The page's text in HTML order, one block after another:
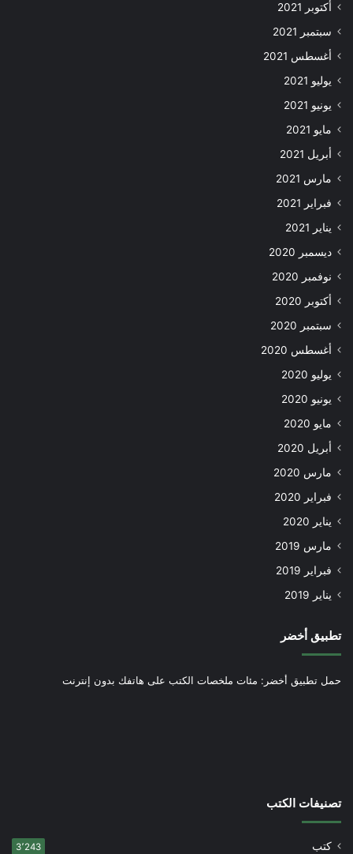
أكتوبر 2021
سبتمبر 2021
أغسطس 2021
يوليو 2021
يونيو 2021
مايو 2021
أبريل 2021
مارس 2021
فبراير 2021
يناير 2021
ديسمبر 2020
نوفمبر 2020
أكتوبر 2020
سبتمبر 2020
أغسطس 2020
يوليو 2020
يونيو 2020
مايو 2020
أبريل 2020
مارس 2020
فبراير 2020
يناير 2020
مارس 2019
فبراير 2019
يناير 2019
تطبيق أخضر
حمل تطبيق أخضر: مئات ملخصات الكتب على هاتفك بدون إنترنت
تصنيفات الكتب
كتب 3٬243